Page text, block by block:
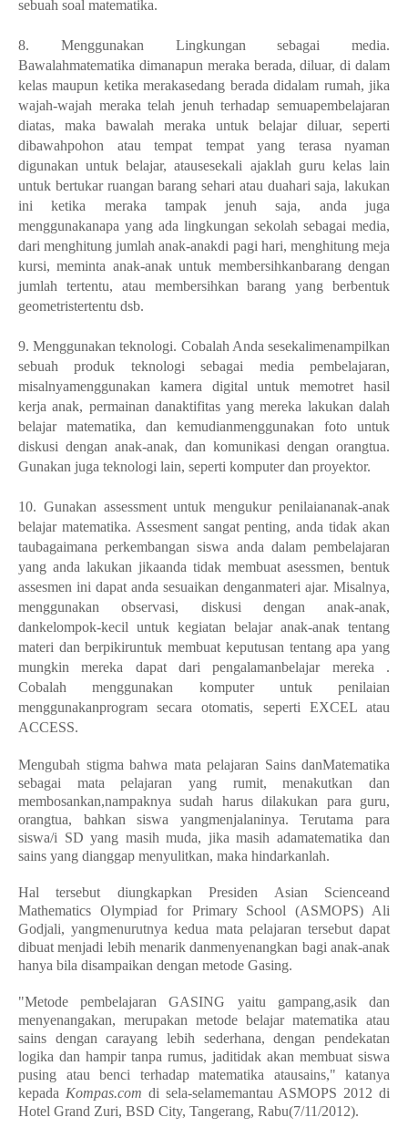
sebuah soal matematika.
8. Menggunakan Lingkungan sebagai media.
Bawalahmatematika dimanapun meraka berada, diluar, di dalam
kelas maupun ketika merakasedang berada didalam rumah, jika
wajah-wajah meraka telah jenuh terhadap semuapembelajaran
diatas, maka bawalah meraka untuk belajar diluar, seperti
dibawahpohon atau tempat tempat yang terasa nyaman
digunakan untuk belajar, atausesekali ajaklah guru kelas lain
untuk bertukar ruangan barang sehari atau duahari saja, lakukan
ini ketika meraka tampak jenuh saja, anda juga
menggunakanapa yang ada lingkungan sekolah sebagai media,
dari menghitung jumlah anak-anakdi pagi hari, menghitung meja
kursi, meminta anak-anak untuk membersihkanbarang dengan
jumlah tertentu, atau membersihkan barang yang berbentuk
geometristertentu dsb.
9. Menggunakan teknologi. Cobalah Anda sesekalimenampilkan
sebuah produk teknologi sebagai media pembelajaran,
misalnyamenggunakan kamera digital untuk memotret hasil
kerja anak, permainan danaktifitas yang mereka lakukan dalah
belajar matematika, dan kemudianmenggunakan foto untuk
diskusi dengan anak-anak, dan komunikasi dengan orangtua.
Gunakan juga teknologi lain, seperti komputer dan proyektor.
10. Gunakan assessment untuk mengukur penilaiananak-anak
belajar matematika. Assesment sangat penting, anda tidak akan
taubagaimana perkembangan siswa anda dalam pembelajaran
yang anda lakukan jikaanda tidak membuat asessmen, bentuk
assesmen ini dapat anda sesuaikan denganmateri ajar. Misalnya,
menggunakan observasi, diskusi dengan anak-anak,
dankelompok-kecil untuk kegiatan belajar anak-anak tentang
materi dan berpikiruntuk membuat keputusan tentang apa yang
mungkin mereka dapat dari pengalamanbelajar mereka .
Cobalah menggunakan komputer untuk penilaian
menggunakanprogram secara otomatis, seperti EXCEL atau
ACCESS.
Mengubah stigma bahwa mata pelajaran Sains danMatematika
sebagai mata pelajaran yang rumit, menakutkan dan
membosankan,nampaknya sudah harus dilakukan para guru,
orangtua, bahkan siswa yangmenjalaninya. Terutama para
siswa/i SD yang masih muda, jika masih adamatematika dan
sains yang dianggap menyulitkan, maka hindarkanlah.
Hal tersebut diungkapkan Presiden Asian Scienceand
Mathematics Olympiad for Primary School (ASMOPS) Ali
Godjali, yangmenurutnya kedua mata pelajaran tersebut dapat
dibuat menjadi lebih menarik danmenyenangkan bagi anak-anak
hanya bila disampaikan dengan metode Gasing.
"Metode pembelajaran GASING yaitu gampang,asik dan
menyenangakan, merupakan metode belajar matematika atau
sains dengan carayang lebih sederhana, dengan pendekatan
logika dan hampir tanpa rumus, jaditidak akan membuat siswa
pusing atau benci terhadap matematika atausains," katanya
kepada Kompas.com di sela-selamemantau ASMOPS 2012 di
Hotel Grand Zuri, BSD City, Tangerang, Rabu(7/11/2012).